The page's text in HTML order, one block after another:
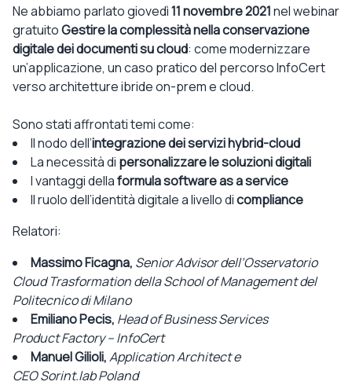
Ne abbiamo parlato giovedì11 novembre 2021nel webinar
gratuitoGestire la complessità nella conservazione
digitale dei documenti su cloud: come modernizzare
un’applicazione, un caso pratico del percorso InfoCert
verso architetture ibride on-prem e cloud.
Sono stati affrontati temi come:
Il nodo dell’integrazione dei servizi hybrid-cloud
La necessità di personalizzare le soluzioni digitali
I vantaggi dellaformula software as a service
Il ruolo dell’identità digitale a livello dicompliance
Relatori:
Massimo Ficagna, Senior Advisor dell’Osservatorio
Cloud Trasformation della School of Management del
Politecnico di Milano
Emiliano Pecis, Head of Business Services
Product Factory – InfoCert
Manuel Gilioli,Application Architect e
CEO Sorint.lab Poland